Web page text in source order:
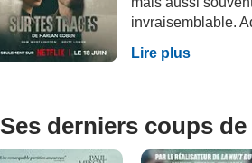
invraisemblable.
Lire plus
Ses derniers coups